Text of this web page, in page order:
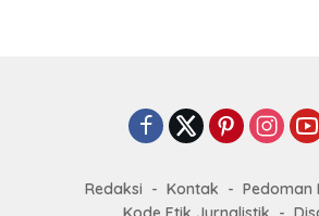
Redaksi Kontak
Pedoman